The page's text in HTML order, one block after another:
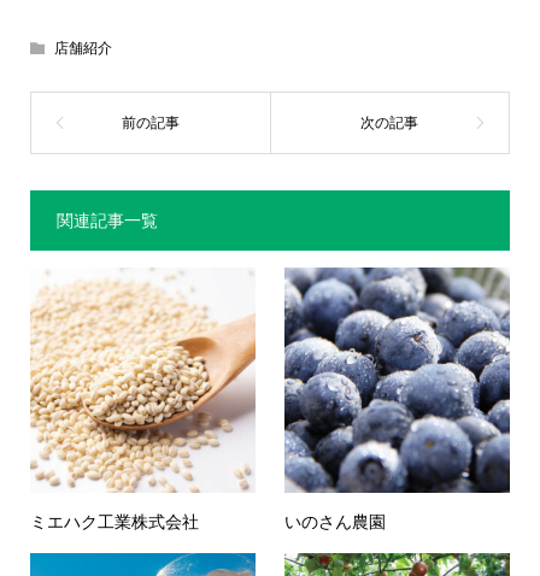
店舗紹介
関連記事一覧
ミエハク工業株式会社 いのさん農園